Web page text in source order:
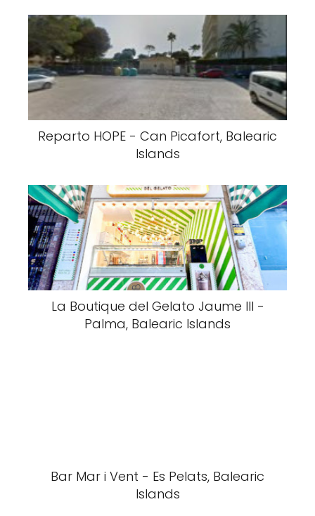
Reparto HOPE - Can Picafort, Balearic
Islands
La Boutique del Gelato Jaume III -
Palma, Balearic Islands
Bar Mar i Vent - Es Pelats, Balearic
Islands